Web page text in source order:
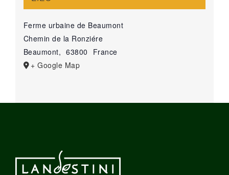
Ferme urbaine de Beaumont
Chemin de la Ronziére
Beaumont, 63800
France
+ Google Map